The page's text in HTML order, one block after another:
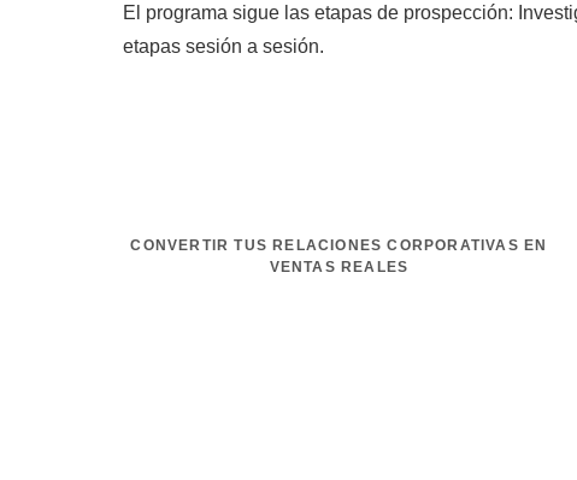
El programa sigue las etapas de prospección:
etapas sesión a sesión.
CONVERTIR TUS RELACIONES CORPORATIVAS EN
VENTAS REALES